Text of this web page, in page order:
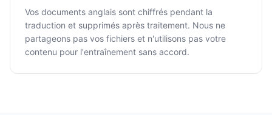
Vos documents anglais sont chiffrés pendant la
traduction et supprimés après traitement. Nous ne
partageons pas vos fichiers et n'utilisons pas votre
contenu pour l'entraînement sans accord.